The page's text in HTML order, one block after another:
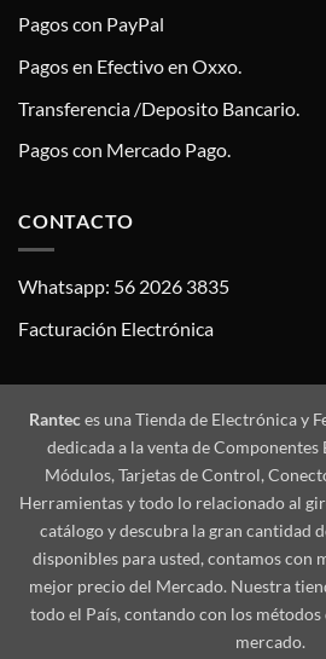
Pagos con PayPal
Pagos en Efectivo en Oxxo.
Transferencia /Deposito Bancario.
Pagos con Mercado Pago.
CONTACTO
Whatsapp: 56 2026 3835
Facturación Electrónica
Ranteces una Tienda de Electrónica y
dedicada a la venta de Componentes
Módulos, Tarjetas de Control,
Herramientas y todo lo relacionado al
catálogo y descubra la gran cantidad
disponibles para usted, contamos con
mejor precio del Mercado. Nuestra
todo el País, contando con los métodos
mercado.